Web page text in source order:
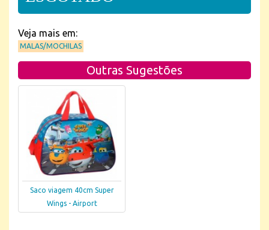
Veja mais em:
MALAS/MOCHILAS
Outras Sugestões
Saco viagem 40cm Super
Wings - Airport